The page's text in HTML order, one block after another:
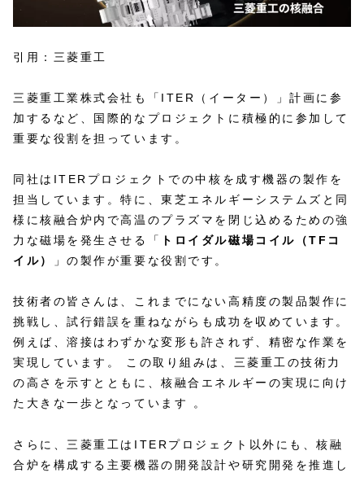
引用：三菱重工
三菱重工業株式会社も「ITER（イーター）」計画に参
加するなど、国際的なプロジェクトに積極的に参加して
重要な役割を担っています。
同社はITERプロジェクトでの中核を成す機器の製作を
担当しています。特に、東芝エネルギーシステムズと同
様に核融合炉内で高温のプラズマを閉じ込めるための強
力な磁場を発生させる「 トロイダル磁場コイル（TFコ
イル）
」の製作が重要な役割です。
技術者の皆さんは、これまでにない高精度の製品製作に
挑戦し、試行錯誤を重ねながらも成功を収めています。
例えば、溶接はわずかな変形も許されず、精密な作業を
実現しています。 この取り組みは、三菱重工の技術力
の高さを示すとともに、核融合エネルギーの実現に向け
た大きな一歩となっています 。
さらに、三菱重工はITERプロジェクト以外にも、核融
合炉を構成する主要機器の開発設計や研究開発を推進し